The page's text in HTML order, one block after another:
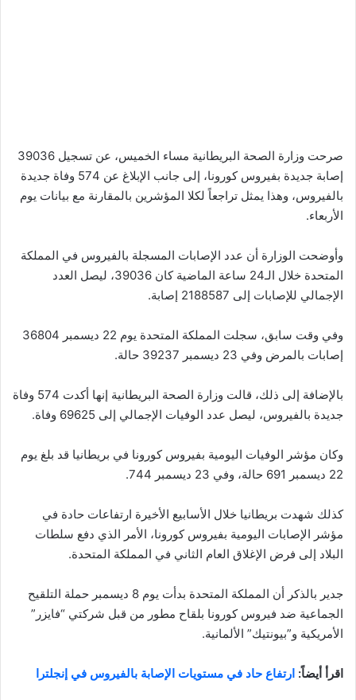
صرحت وزارة الصحة البريطانية مساء الخميس، عن تسجيل 39036
إصابة جديدة بفيروس كورونا، إلى جانب الإبلاغ عن 574 وفاة جديدة
بالفيروس، وهذا يمثل تراجعاً لكلا المؤشرين بالمقارنة مع بيانات يوم
الأربعاء.
وأوضحت الوزارة أن عدد الإصابات المسجلة بالفيروس في المملكة
المتحدة خلال الـ24 ساعة الماضية كان 39036، ليصل العدد
الإجمالي للإصابات إلى 2188587 إصابة.
وفي وقت سابق، سجلت المملكة المتحدة يوم 22 ديسمبر 36804
إصابات بالمرض وفي 23 ديسمبر 39237 حالة.
بالإضافة إلى ذلك، قالت وزارة الصحة البريطانية إنها أكدت 574 وفاة
جديدة بالفيروس، ليصل عدد الوفيات الإجمالي إلى 69625 وفاة.
وكان مؤشر الوفيات اليومية بفيروس كورونا في بريطانيا قد بلغ يوم
22 ديسمبر 691 حالة، وفي 23 ديسمبر 744.
كذلك شهدت بريطانيا خلال الأسابيع الأخيرة ارتفاعات حادة في
مؤشر الإصابات اليومية بفيروس كورونا، الأمر الذي دفع سلطات
البلاد إلى فرض الإغلاق العام الثاني في المملكة المتحدة.
جدير بالذكر أن المملكة المتحدة بدأت يوم 8 ديسمبر حملة التلقيح
الجماعية ضد فيروس كورونا بلقاح مطور من قبل شركتي “فايزر”
الأمريكية و”بيونتيك” الألمانية.
اقرأ أيضاً: ارتفاع حاد في مستويات الإصابة بالفيروس في إنجلترا